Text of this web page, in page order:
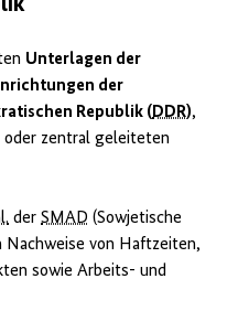
Unterlagen der
der
Republik ( DDR),
oder zentral geleiteten
der SMAD (Sowjetische
Nachweise von Haftzeiten,
sowie Arbeits- und